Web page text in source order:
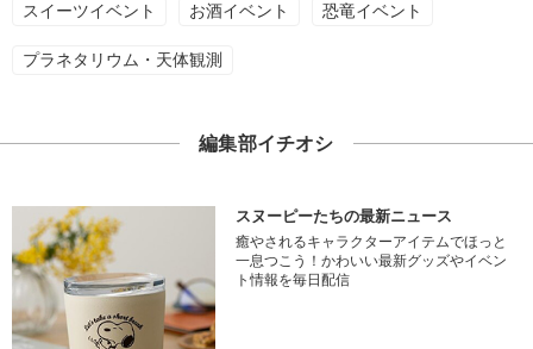
スイーツイベント お酒イベント 恐竜イベント
プラネタリウム・天体観測
編集部イチオシ
スヌーピーたちの最新ニュース
癒やされるキャラクターアイテムでほっと
一息つこう！かわいい最新グッズやイベン
ト情報を毎日配信